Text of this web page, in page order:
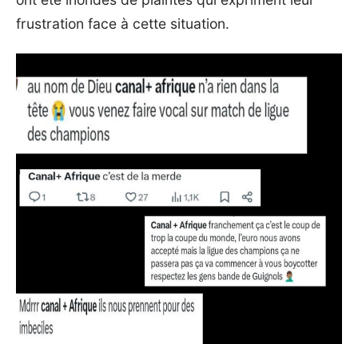
frustration face à cette situation.